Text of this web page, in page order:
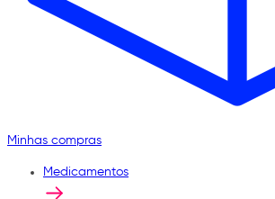
Minhas compras
Medicamentos